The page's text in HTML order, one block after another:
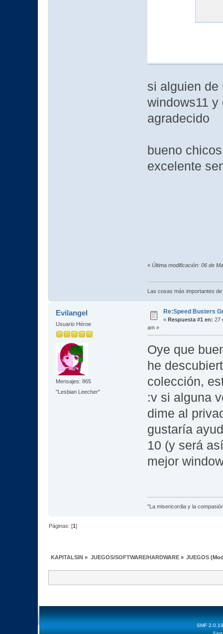
si alguien de
windows11
agradecido
bueno
excelente
« Última modificación: 06 de
Las cosas más importantes
Evilangel
Usuario Héroe
Mensajes: 865
"Lesbian Leecher"
Re:Speed Busters
« Respuesta #1 en: 27
am »
Oye que
he
colección,
:v si alguna
dime al
gustaría
10 (y será
mejor
"La misericordia y la
Páginas: [1]
KAPITALSIN » JUEGOS/SOFTWARE/HARDWARE» JUEGOS
SMF 2.0.19